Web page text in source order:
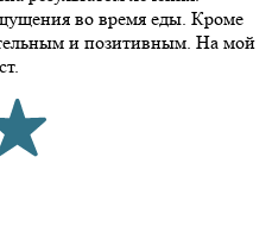
во время еды. Кроме
и позитивным. На мой